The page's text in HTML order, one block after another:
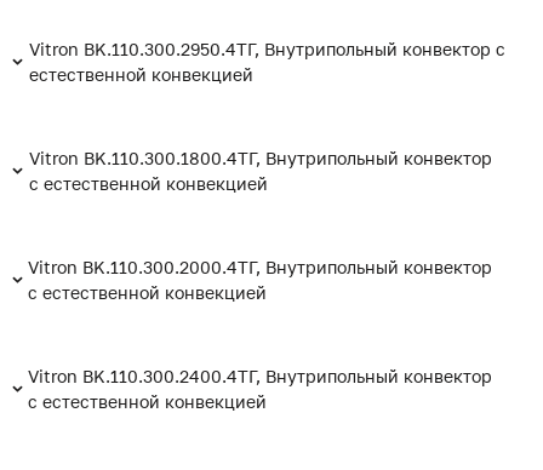
Vitron BK.110.300.2950.4ТГ, Внутрипольный конвектор с
естественной конвекцией
Vitron BK.110.300.1800.4ТГ, Внутрипольный конвектор
с естественной конвекцией
Vitron BK.110.300.2000.4ТГ, Внутрипольный конвектор
с естественной конвекцией
Vitron BK.110.300.2400.4ТГ, Внутрипольный конвектор
с естественной конвекцией